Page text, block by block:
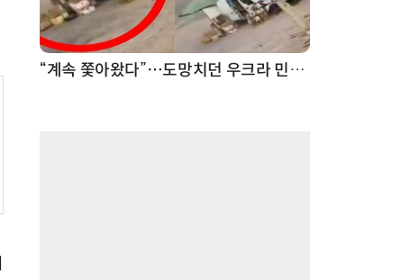
“계속 쫓아왔다”…도망치던 우크라 민간인 공격한 러 자폭 드론